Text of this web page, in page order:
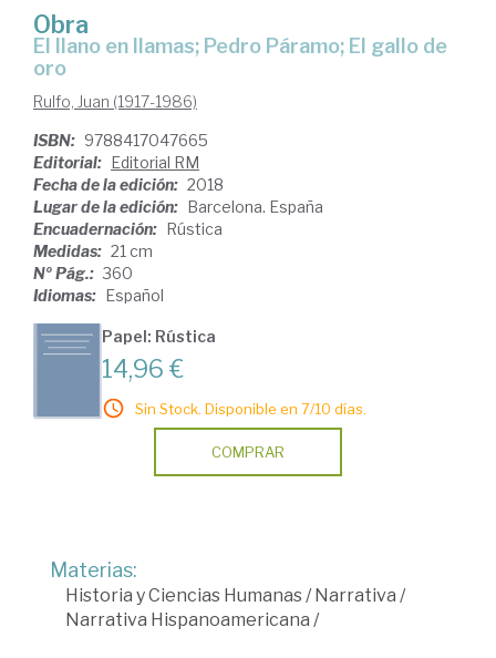
Obra
El llano en llamas; Pedro Páramo; El gallo de
oro
Rulfo, Juan (1917-1986)
ISBN: 9788417047665
Editorial: Editorial RM
Fecha de la edición: 2018
Lugar de la edición: Barcelona. España
Encuadernación: Rústica
Medidas: 21 cm
Nº Pág.: 360
Idiomas: Español
Papel: Rústica
14,96 €
Sin Stock. Disponible en 7/10 días.
COMPRAR
Materias:
Historia y Ciencias Humanas/Narrativa /
Narrativa Hispanoamericana /